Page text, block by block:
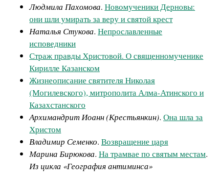
Людмила Пахомова. Новомученики Дерновы:
они шли умирать за веру и святой крест
Наталья Стукова. Непрославленные
исповедники
Страж правды Христовой. О священномученике
Кирилле Казанском
Жизнеописание святителя Николая
(Могилевского), митрополита Алма-Атинского и
Казахстанского
Архимандрит Иоанн (Крестьянкин). Она шла за
Христом
Владимир Семенко. Возвращение царя
Марина Бирюкова. На трамвае по святым местам.
Из цикла «География антиминса»